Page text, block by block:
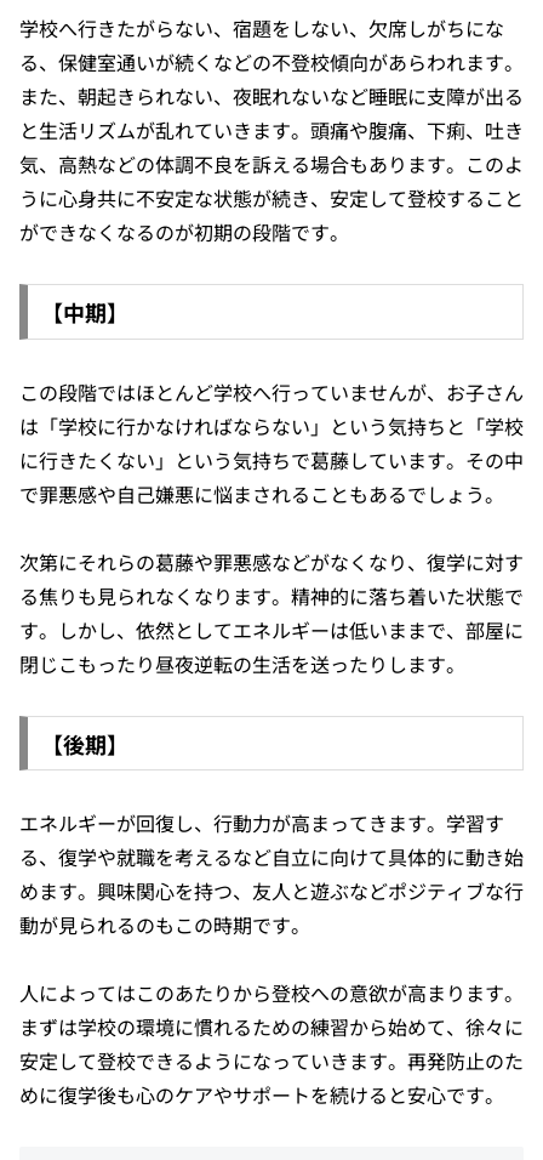
学校へ行きたがらない、宿題をしない、欠席しがちにな
る、保健室通いが続くなどの不登校傾向があらわれます。
また、朝起きられない、夜眠れないなど睡眠に支障が出る
と生活リズムが乱れていきます。頭痛や腹痛、下痢、吐き
気、高熱などの体調不良を訴える場合もあります。このよ
うに心身共に不安定な状態が続き、安定して登校すること
ができなくなるのが初期の段階です。
【中期】
この段階ではほとんど学校へ行っていませんが、お子さん
は「学校に行かなければならない」という気持ちと「学校
に行きたくない」という気持ちで葛藤しています。その中
で罪悪感や自己嫌悪に悩まされることもあるでしょう。
次第にそれらの葛藤や罪悪感などがなくなり、復学に対す
る焦りも見られなくなります。精神的に落ち着いた状態で
す。しかし、依然としてエネルギーは低いままで、部屋に
閉じこもったり昼夜逆転の生活を送ったりします。
【後期】
エネルギーが回復し、行動力が高まってきます。学習す
る、復学や就職を考えるなど自立に向けて具体的に動き始
めます。興味関心を持つ、友人と遊ぶなどポジティブな行
動が見られるのもこの時期です。
人によってはこのあたりから登校への意欲が高まります。
まずは学校の環境に慣れるための練習から始めて、徐々に
安定して登校できるようになっていきます。再発防止のた
めに復学後も心のケアやサポートを続けると安心です。